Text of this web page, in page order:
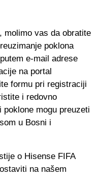
molimo vas da obratite
poklona
e-mail adrese
na portal
formu pri registraciji
i redovno
poklone mogu preuzeti
u Bosni i
o Hisense FIFA
na našem